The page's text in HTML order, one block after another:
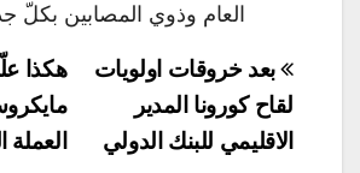
العام وذوي المصابين بكلّ
تصفّح
المقالات
هكذا
بعد خروقات اولويات
لقاح كورونا المدير
الاقليمي للبنك الدولي